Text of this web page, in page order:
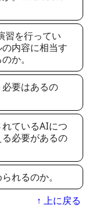
習を行ってい
内容に相当す
か。
要はあるの
ているAIにつ
必要があるの
れるのか。
↑ 上に戻る